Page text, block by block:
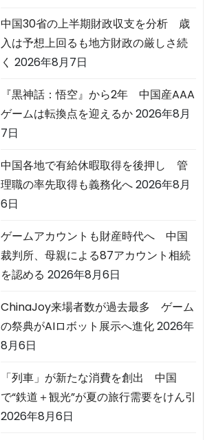
中国30省の上半期財政収支を分析 歳
入は予想上回るも地方財政の厳しさ続
く 2026年8月7日
『黒神話：悟空』から2年 中国産AAA
ゲームは転換点を迎えるか2026年8月
7日
中国各地で有給休暇取得を後押し 管
理職の率先取得も義務化へ2026年8月
6日
ゲームアカウントも財産時代へ 中国
裁判所、母親による87アカウント相続
を認める 2026年8月6日
ChinaJoy来場者数が過去最多 ゲーム
の祭典がAIロボット展示へ進化2026年
8月6日
「列車」が新たな消費を創出 中国
で“鉄道＋観光”が夏の旅行需要をけん引
2026年8月6日